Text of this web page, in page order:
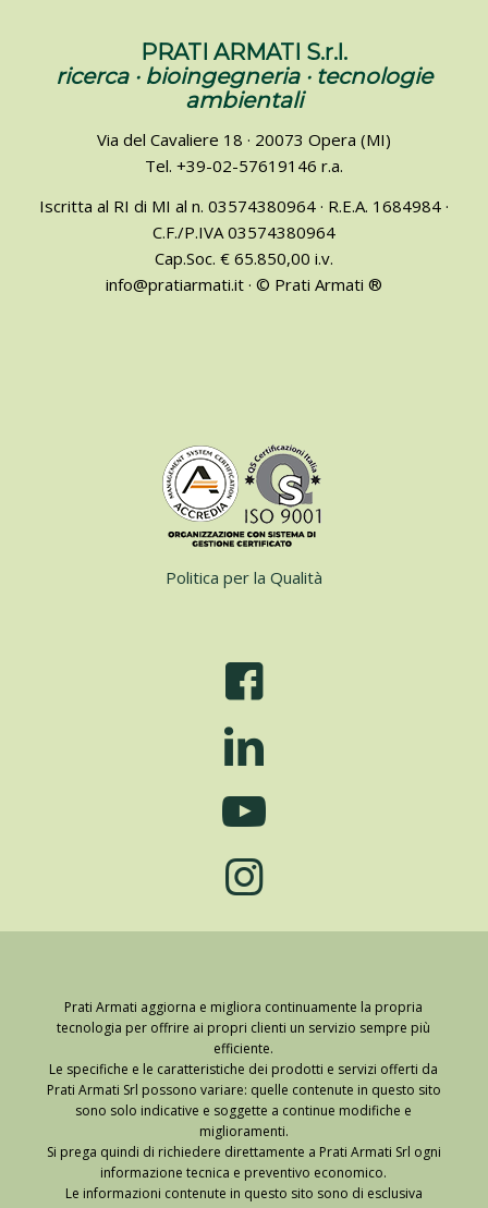
PRATI ARMATI S.r.l.
ricerca · bioingegneria · tecnologie
ambientali
Via del Cavaliere 18 · 20073 Opera (MI)
Tel. +39-02-57619146 r.a.
Iscritta al RI di MI al n. 03574380964 · R.E.A. 1684984 ·
C.F./P.IVA 03574380964
Cap.Soc. € 65.850,00 i.v.
info@pratiarmati.it · © Prati Armati ®
Politica per la Qualità
Prati Armati aggiorna e migliora continuamente la propria
tecnologia per offrire ai propri clienti un servizio sempre più
efficiente.
Le specifiche e le caratteristiche dei prodotti e servizi offerti da
Prati Armati Srl possono variare: quelle contenute in questo sito
sono solo indicative e soggette a continue modifiche e
miglioramenti.
Si prega quindi di richiedere direttamente a Prati Armati Srl ogni
informazione tecnica e preventivo economico.
Le informazioni contenute in questo sito sono di esclusiva